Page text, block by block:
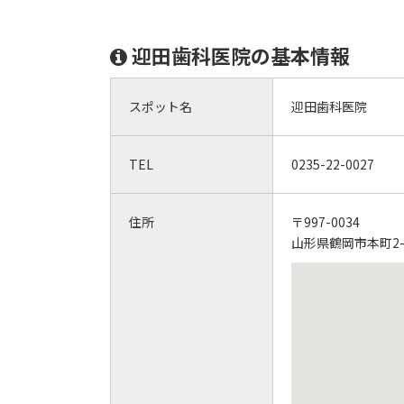
迎田歯科医院の基本情報
スポット名 迎田歯科医院
TEL 0235-22-0027
住所
〒997-0034
山形県鶴岡市本町